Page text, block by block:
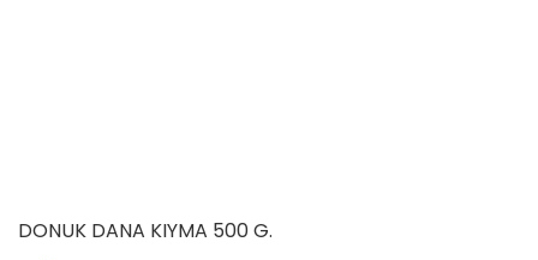
DONUK DANA KIYMA 500 G.